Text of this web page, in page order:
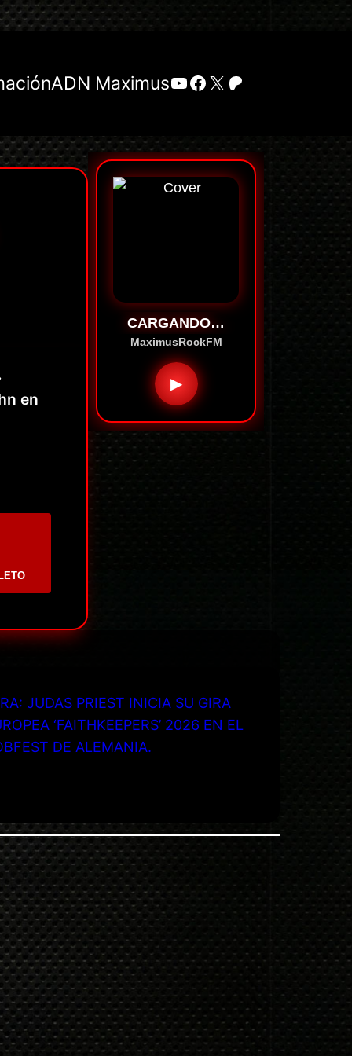
ADN MaximusYouTube
Facebook
X Patreon
en
CARGANDO…
MaximusRockFM
▶
JUDAS PRIEST INICIA SU GIRA
‘FAITHKEEPERS’ 2026 EN EL
DE ALEMANIA.